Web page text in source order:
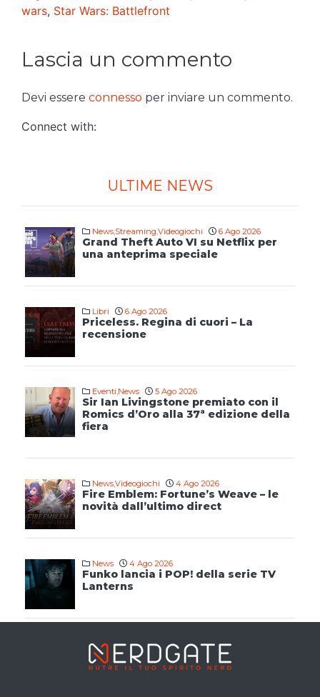
wars, Star Wars: Battlefront
Lascia un commento
Devi essere connesso per inviare un commento.
Connect with:
ULTIME NEWS
News,Streaming,Videogiochi 6 Ago 2026
Grand Theft Auto VI su Netflix per
una anteprima speciale
Libri 6 Ago 2026
Priceless. Regina di cuori – La
recensione
Eventi,News 5 Ago 2026
Sir Ian Livingstone premiato con il
Romics d’Oro alla 37ª edizione della
fiera
News,Videogiochi 4 Ago 2026
Fire Emblem: Fortune’s Weave – le
novità dall’ultimo direct
News 4 Ago 2026
Funko lancia i POP! della serie TV
Lanterns